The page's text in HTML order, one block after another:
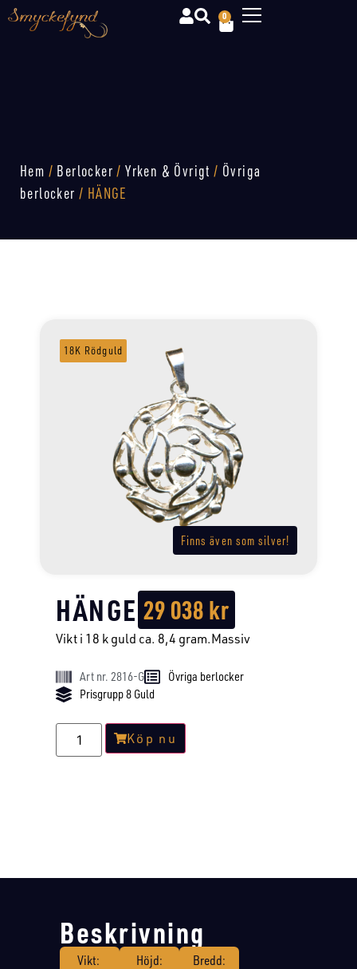
0
Hem / Berlocker /Yrken & Övrigt / Övriga
berlocker / HÄNGE
Finns även som silver!
18K Rödguld
HÄNGE 29 038kr
Vikt i 18 k guld ca. 8,4 gram.Massiv
Art nr. 2816-G
Övriga berlocker
Prisgrupp 8 Guld
Köp nu
Beskrivning
Vikt:
Höjd:
Bredd: